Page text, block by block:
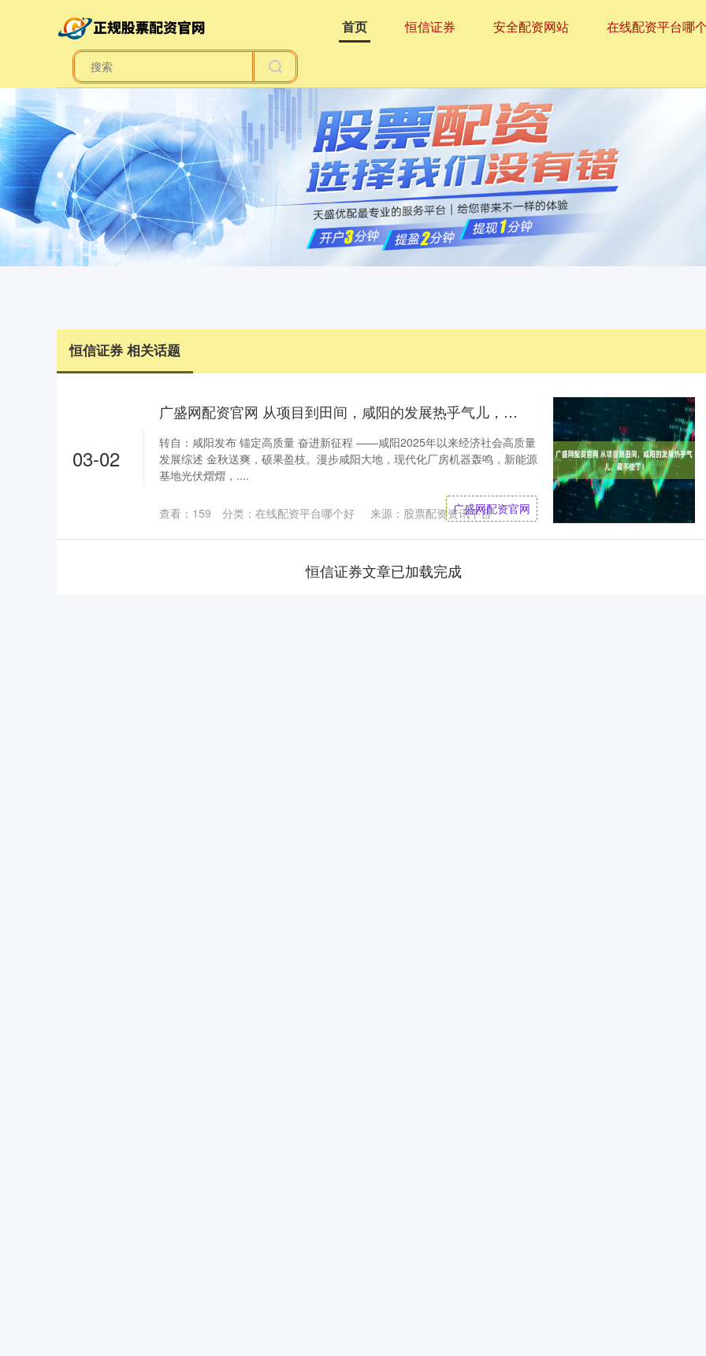
首页 恒信证券 安全配资网站 在线配资平台哪
恒信证券 相关话题
03-02
广盛网配资官网 从项目到田间，咸阳的发展热乎气儿，藏不住了！
转自：咸阳发布 锚定高质量 奋进新征程 ——咸阳2025年以来经济社会高质量
发展综述 金秋送爽，硕果盈枝。漫步咸阳大地，现代化厂房机器轰鸣，新能源
基地光伏熠熠，....
广盛网配资官网
来源：股票配资资讯平台
查看： 159 分类： 在线配资平台哪个好
恒信证券文章已加载完成